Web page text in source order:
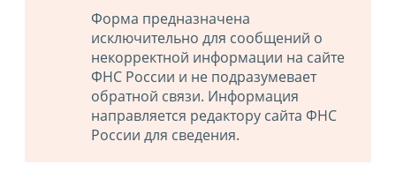
Форма предназначена
исключительно для сообщений о
некорректной информации на сайте
ФНС России и не подразумевает
обратной связи. Информация
направляется редактору сайта ФНС
России для сведения.